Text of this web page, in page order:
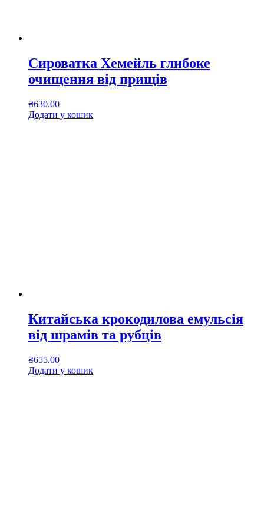
Сироватка Хемейль глибоке
очищення від прищів
₴630.00
Додати у кошик
Китайська крокодилова емульсія
від шрамів та рубців
₴655.00
Додати у кошик